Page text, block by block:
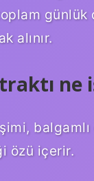
alınır.
ne
özü içerir.